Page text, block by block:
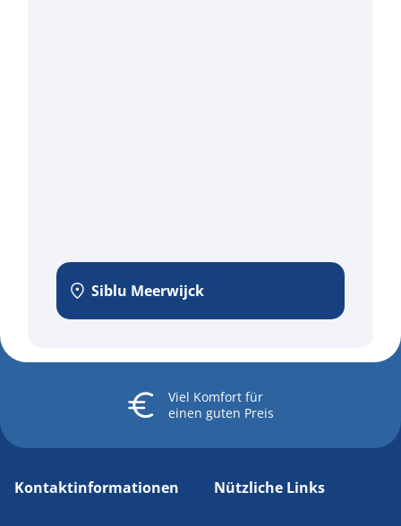
Siblu Meerwijck
Viel Komfortfür
einen guten Preis
Kontaktinformationen Nützliche Links